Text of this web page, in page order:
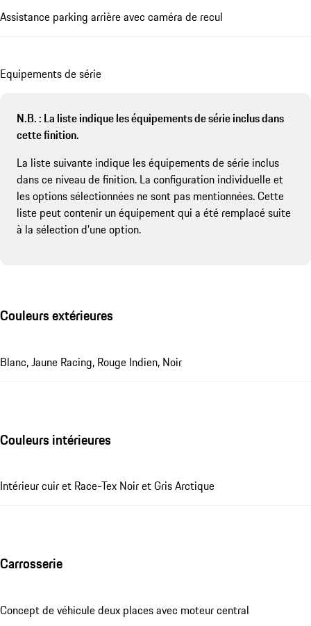
Assistance parking arrière avec caméra de recul
Equipements de série
N.B. : La liste indique les équipements de série inclus dans
cette finition.
La liste suivante indique les équipements de série inclus
dans ce niveau de finition. La configuration individuelle et
les options sélectionnées ne sont pas mentionnées. Cette
liste peut contenir un équipement qui a été remplacé suite
à la sélection d’une option.
Couleurs extérieures
Blanc, Jaune Racing, Rouge Indien, Noir
Couleurs intérieures
Intérieur cuir et Race-Tex Noir et Gris Arctique
Carrosserie
Concept de véhicule deux places avec moteur central